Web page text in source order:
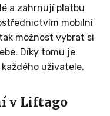
a zahrnují platbu
mobilní
možnost vybrat si
Díky tomu je
uživatele.
v Liftago